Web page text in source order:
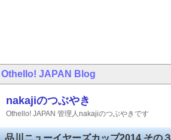
Othello! JAPAN Blog
nakajiのつぶやき
Othello! JAPAN 管理人nakajiのつぶやきです
品川ニューイヤーズカップ2014 その３